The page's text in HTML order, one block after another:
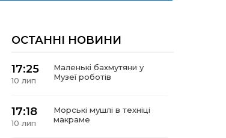
ОСТАННІ НОВИНИ
17:25
10 лип
Маленькі бахмутяни у
Музеї роботів
17:18
10 лип
Морські мушлі в техніці
макраме